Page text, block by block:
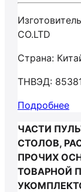
CO.LTD
Страна:
ТНВЭД:
Подробнее
ЧАСТИ
СТОЛОВ,
ПРОЧИХ
ТОВАРНОЙ